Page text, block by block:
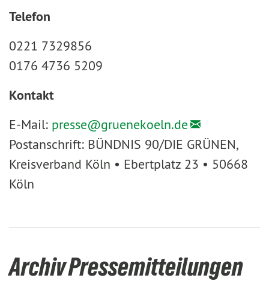
Telefon
0221 7329856
0176 4736 5209
Kontakt
E-Mail: presse@gruenekoeln.de
Postanschrift: BÜNDNIS 90/DIE GRÜNEN,
Kreisverband Köln • Ebertplatz 23 • 50668
Köln
Archiv Pressemitteilungen